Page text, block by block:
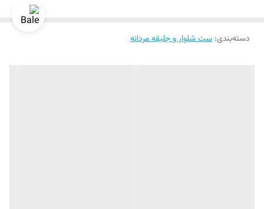
دسته‌بندی: ست شلوار و جلیقه مردانه